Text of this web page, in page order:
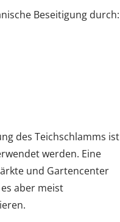
Beseitigung durch:
des Teichschlamms ist
werden. Eine
und Gartencenter
aber meist